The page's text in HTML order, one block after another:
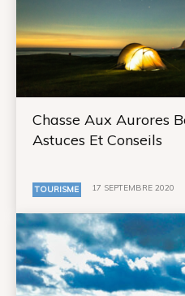
Chasse Aux Aurores
Astuces Et Conseils
TOURISME 17 SEPTEMBRE 2020